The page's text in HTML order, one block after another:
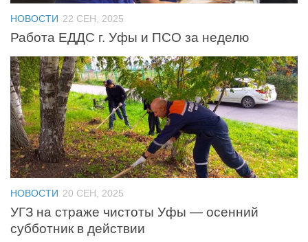
НОВОСТИ 22 СЕН, 2025
Работа ЕДДС г. Уфы и ПСО за неделю
НОВОСТИ 20 СЕН, 2025
УГЗ на страже чистоты Уфы — осенний
субботник в действии